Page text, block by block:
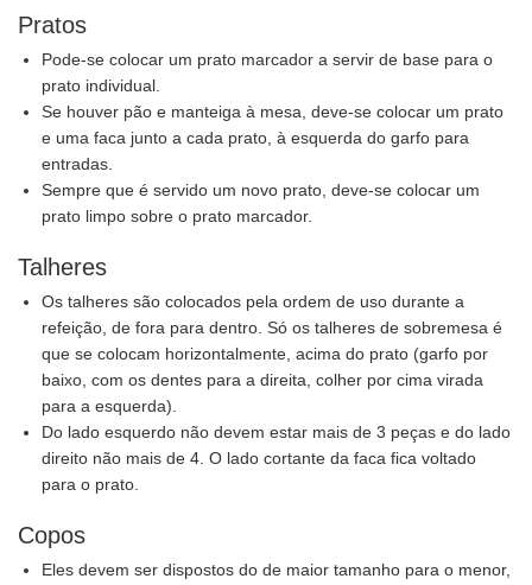
Pratos
Pode-se colocar um prato marcador a servir de base para o
prato individual.
Se houver pão e manteiga à mesa, deve-se colocar um prato
e uma faca junto a cada prato, à esquerda do garfo para
entradas.
Sempre que é servido um novo prato, deve-se colocar um
prato limpo sobre o prato marcador.
Talheres
Os talheres são colocados pela ordem de uso durante a
refeição, de fora para dentro. Só os talheres de sobremesa é
que se colocam horizontalmente, acima do prato (garfo por
baixo, com os dentes para a direita, colher por cima virada
para a esquerda).
Do lado esquerdo não devem estar mais de 3 peças e do lado
direito não mais de 4. O lado cortante da faca fica voltado
para o prato.
Copos
Eles devem ser dispostos do de maior tamanho para o menor,